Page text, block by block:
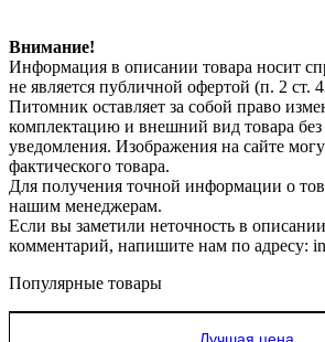
Внимание!
Информация в описании товара носит
не является публичной офертой (п. 2 ст.
Питомник оставляет за собой право
комплектацию и внешний вид товара без
уведомления. Изображения на сайте
фактического товара.
Для получения точной информации о
нашим менеджерам.
Если вы заметили неточность в
комментарий, напишите нам по адресу:
Популярные товары